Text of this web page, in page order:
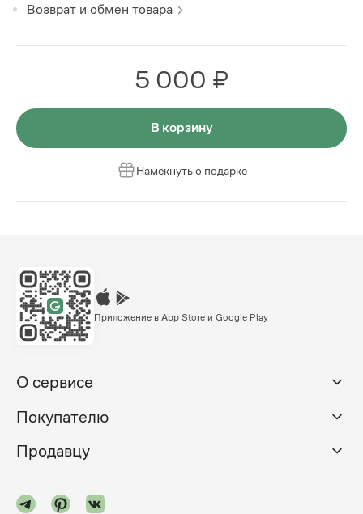
Возврат и обмен товара
5 000 ₽
В корзину
Намекнуть о подарке
Приложение в App Store и Google Play
О сервисе
Покупателю
Продавцу